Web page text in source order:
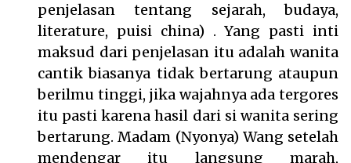
penjelasan tentang sejarah, budaya,
literature, puisi china) . Yang pasti inti
maksud dari penjelasan itu adalah wanita
cantik biasanya tidak bertarung ataupun
berilmu tinggi, jika wajahnya ada tergores
itu pasti karena hasil dari si wanita sering
bertarung. Madam (Nyonya) Wang setelah
mendengar itu langsung marah,